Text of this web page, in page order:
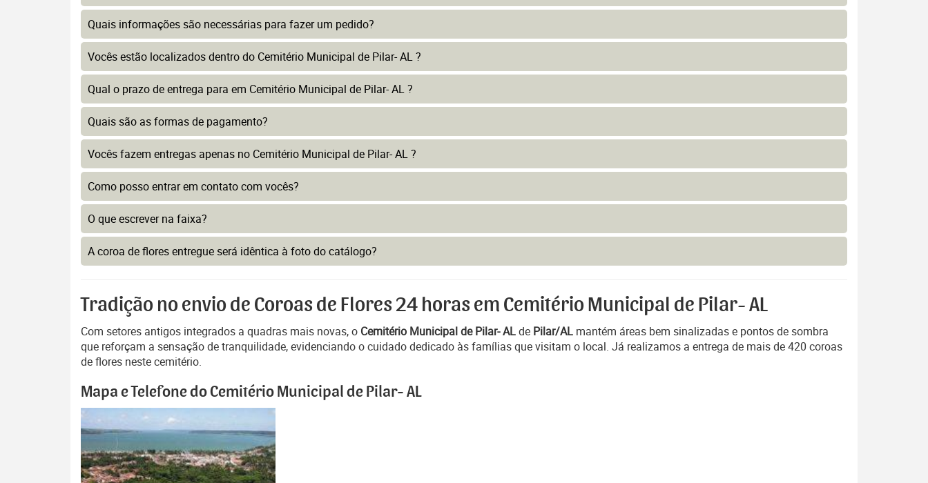
Quais informações são necessárias para fazer um pedido?
Vocês estão localizados dentro do Cemitério Municipal de Pilar- AL ?
Qual o prazo de entrega para em Cemitério Municipal de Pilar- AL ?
Quais são as formas de pagamento?
Vocês fazem entregas apenas no Cemitério Municipal de Pilar- AL ?
Como posso entrar em contato com vocês?
O que escrever na faixa?
A coroa de flores entregue será idêntica à foto do catálogo?
Tradição no envio de Coroas de Flores 24 horas em Cemitério Municipal de Pilar- AL
Com setores antigos integrados a quadras mais novas, o Cemitério Municipal de Pilar- ALde Pilar/AL mantém áreas bem sinalizadas e pontos de sombra
que reforçam a sensação de tranquilidade, evidenciando o cuidado dedicado às famílias que visitam o local. Já realizamos a entrega de mais de 420 coroas
de flores neste cemitério.
Mapa e Telefone do Cemitério Municipal de Pilar- AL